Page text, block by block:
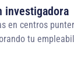
investigadora
en centros
tu